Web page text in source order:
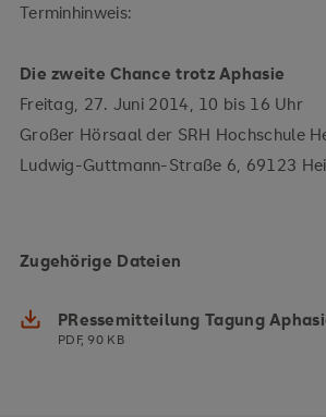
Terminhinweis:
Die zweite Chance trotz Aphasie
Freitag, 27. Juni 2014, 10 bis 16 Uhr
Großer Hörsaal der SRH Hochschule
Ludwig-Guttmann-Straße 6, 69123
Zugehörige Dateien
PRessemitteilung Tagung
PDF, 90 KB